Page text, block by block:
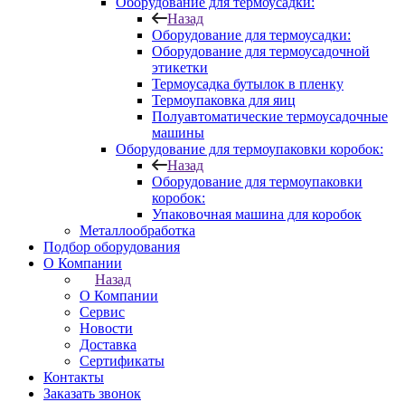
Назад
Оборудование для термоусадки:
Оборудование для термоусадочной
этикетки
Термоусадка бутылок в пленку
Термоупаковка для яиц
Полуавтоматические термоусадочные
машины
Оборудование для термоупаковки коробок:
Назад
Оборудование для термоупаковки
коробок:
Упаковочная машина для коробок
Металлообработка
Подбор оборудования
О Компании
Назад
О Компании
Сервис
Новости
Доставка
Сертификаты
Контакты
Заказать звонок